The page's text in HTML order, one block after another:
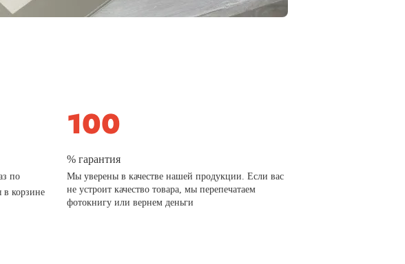
по
в корзине
% гарантия
Мы уверены в качестве нашей продукции. Если вас
не устроит качество товара, мы перепечатаем
фотокнигу или вернем деньги